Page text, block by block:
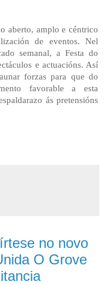
aberto, amplo e céntrico
de eventos. Nel
semanal, a Festa do
e actuacións. Así
forzas para que do
favorable a esta
ás pretensións
no novo
O Grove